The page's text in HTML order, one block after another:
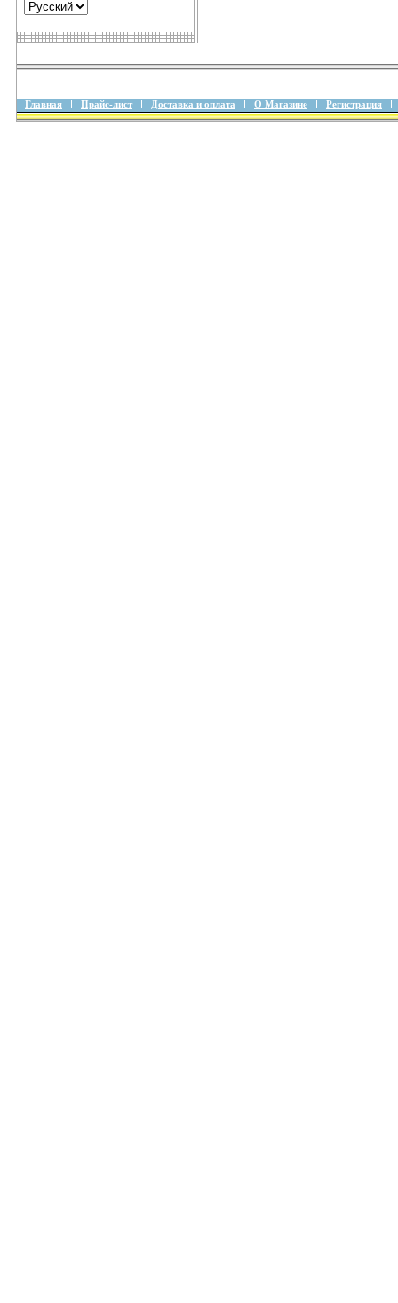
Главная Прайс-лист Доставка и оплата О Магазине Регистрация